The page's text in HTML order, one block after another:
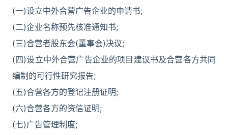
(一)设立中外合营广告企业的申请书;
(二)企业名称预先核准通知书;
(三)合营者股东会(董事会)决议;
(四)设立中外合营广告企业的项目建议书及合营各方共同
编制的可行性研究报告;
(五)合营各方的登记注册证明;
(六)合营各方的资信证明;
(七)广告管理制度;